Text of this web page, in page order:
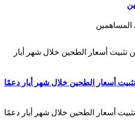
المساهمين
أسعار الطحين خلال شهر أيار دعمًا
أسعار الطحين خلال شهر أيار دعمًا